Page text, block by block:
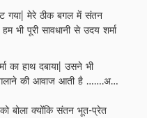
गया| मेरे ठीक बगल में संतन
पूरी सावधानी से उदय शर्मा
का हाथ दबाया| उसने भी
की आवाज आती है …….अ…
बोला क्योंकि संतन भूत-प्रेत